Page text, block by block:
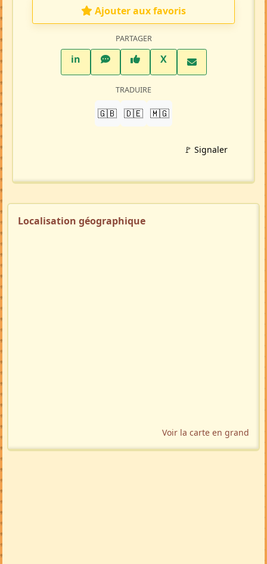
Ajouter aux favoris
PARTAGER
inLinkedInWhatsAppFacebook
XTwitter X
TRADUIRE
🇬🇧 🇩🇪 🇲🇬
🚩 Signaler
Localisation géographique
Voir la carte en grand